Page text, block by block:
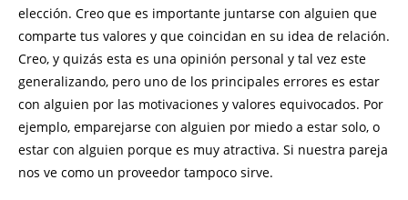
elección. Creo que es importante juntarse con alguien que
comparte tus valores y que coincidan en su idea de relación.
Creo, y quizás esta es una opinión personal y tal vez este
generalizando, pero uno de los principales errores es estar
con alguien por las motivaciones y valores equivocados. Por
ejemplo, emparejarse con alguien por miedo a estar solo, o
estar con alguien porque es muy atractiva. Si nuestra pareja
nos ve como un proveedor tampoco sirve.